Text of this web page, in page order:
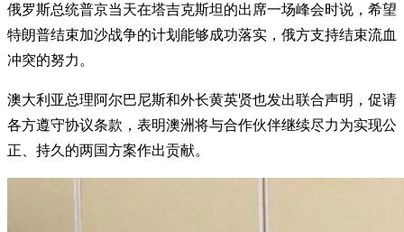
俄罗斯总统普京当天在塔吉克斯坦的出席一场峰会时说，希望
特朗普结束加沙战争的计划能够成功落实，俄方支持结束流血
冲突的努力。
澳大利亚总理阿尔巴尼斯和外长黄英贤也发出联合声明，促请
各方遵守协议条款，表明澳洲将与合作伙伴继续尽力为实现公
正、持久的两国方案作出贡献。